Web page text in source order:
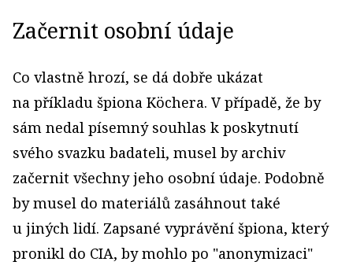
Začernit osobní údaje
Co vlastně hrozí, se dá dobře ukázat
na příkladu špiona Köchera. V případě, že by
sám nedal písemný souhlas k poskytnutí
svého svazku badateli, musel by archiv
začernit všechny jeho osobní údaje. Podobně
by musel do materiálů zasáhnout také
u jiných lidí. Zapsané vyprávění špiona, který
pronikl do CIA, by mohlo po "anonymizaci"